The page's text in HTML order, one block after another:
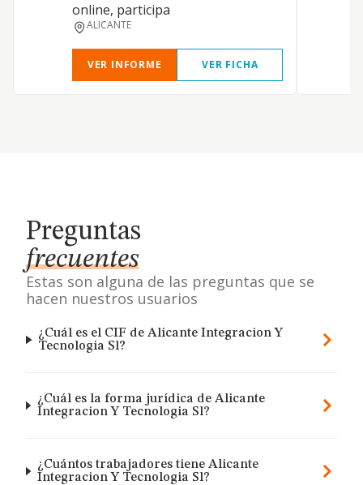
online, participa
ALICANTE
VER INFORME VER FICHA
Preguntas
frecuentes
Estas son alguna de las preguntas que se
hacen nuestros usuarios
¿Cuál es el CIF de Alicante Integracion Y
Tecnologia Sl?
¿Cuál es la forma jurídica de Alicante
Integracion Y Tecnologia Sl?
¿Cuántos trabajadores tiene Alicante
Integracion Y Tecnologia Sl?